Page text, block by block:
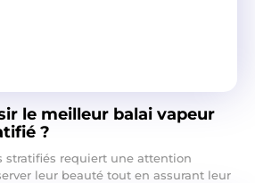
le meilleur balai vapeur
?
stratifiés requiert une attention
leur beauté tout en assurant leur